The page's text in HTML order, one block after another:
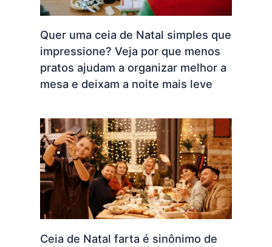
Quer uma ceia de Natal simples que
impressione? Veja por que menos
pratos ajudam a organizar melhor a
mesa e deixam a noite mais leve
Ceia de Natal farta é sinônimo de